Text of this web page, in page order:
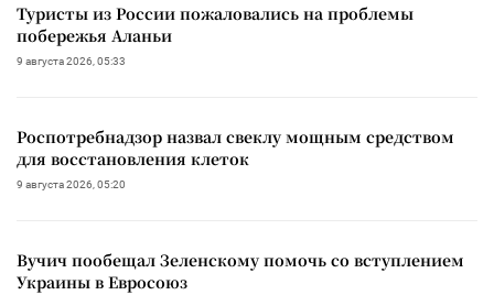
Туристы из России пожаловались на проблемы
побережья Аланьи
9 августа 2026, 05:33
Роспотребнадзор назвал свеклу мощным средством
для восстановления клеток
9 августа 2026, 05:20
Вучич пообещал Зеленскому помочь со вступлением
Украины в Евросоюз